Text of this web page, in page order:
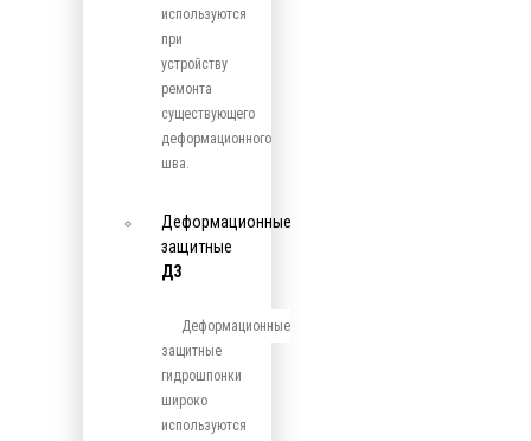
используются
при
устройству
ремонта
существующего
деформационного
шва.
Деформационные
защитные
ДЗ
Деформационные
защитные
гидрошпонки
широко
используются